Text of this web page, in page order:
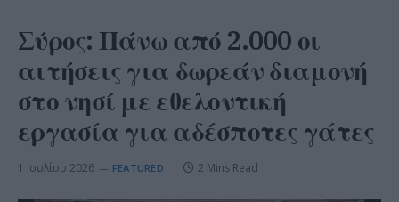
Σύρος: Πάνω από 2.000 οι
αιτήσεις για δωρεάν διαμονή
στο νησί με εθελοντική
εργασία για αδέσποτες γάτες
1 Ιουλίου 2026 FEATURED 2 Mins Read